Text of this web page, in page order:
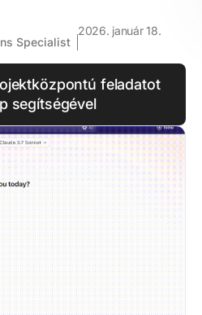
Specialist
2026. január 18.
feladatot
segítségével